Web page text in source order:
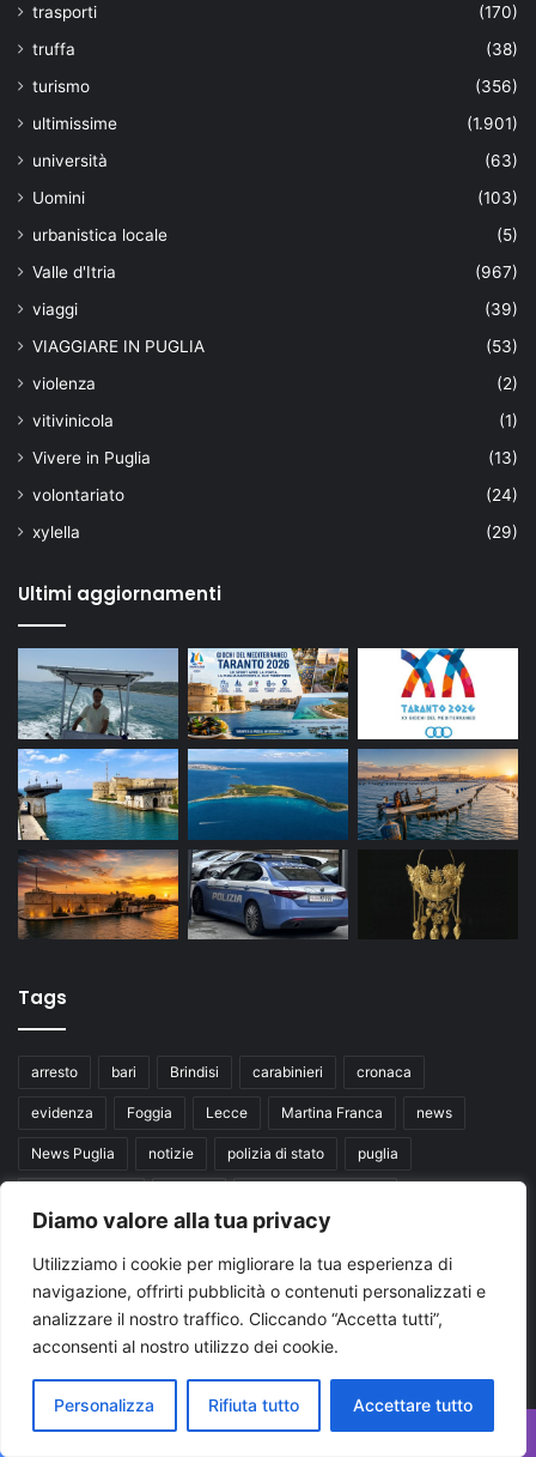
Diamo valore alla tua privacy
Utilizziamo i cookie per migliorare la tua esperienza di
navigazione, offrirti pubblicità o contenuti personalizzati e
analizzare il nostro traffico. Cliccando “Accetta tutti”,
acconsenti al nostro utilizzo dei cookie.
Personalizza Rifiuta tutto Accettare tutto
trasporti
(170)
truffa
(38)
turismo
(356)
ultimissime
(1.901)
università
(63)
Uomini
(103)
urbanistica locale
(5)
Valle d'Itria
(967)
viaggi
(39)
VIAGGIARE IN PUGLIA
(53)
violenza
(2)
vitivinicola
(1)
Vivere in Puglia
(13)
volontariato
(24)
xylella
(29)
Ultimi aggiornamenti
Tags
arresto bari Brindisi carabinieri cronaca
evidenza Foggia Lecce Martina Franca news
News Puglia notizie polizia di stato puglia
Ultimissime Puglia
Seguici su
Facebook
X
You
Tube